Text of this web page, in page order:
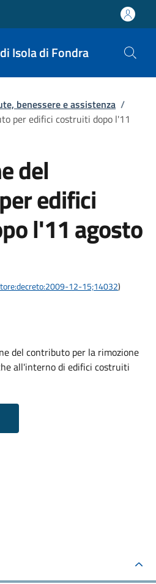
Isola di Fondra
benessere e assistenza /
per edifici costruiti dopo l'11
del
edifici
l'11 agosto
12-15;14032)
del contributo per la rimozione
all'interno di edifici costruiti